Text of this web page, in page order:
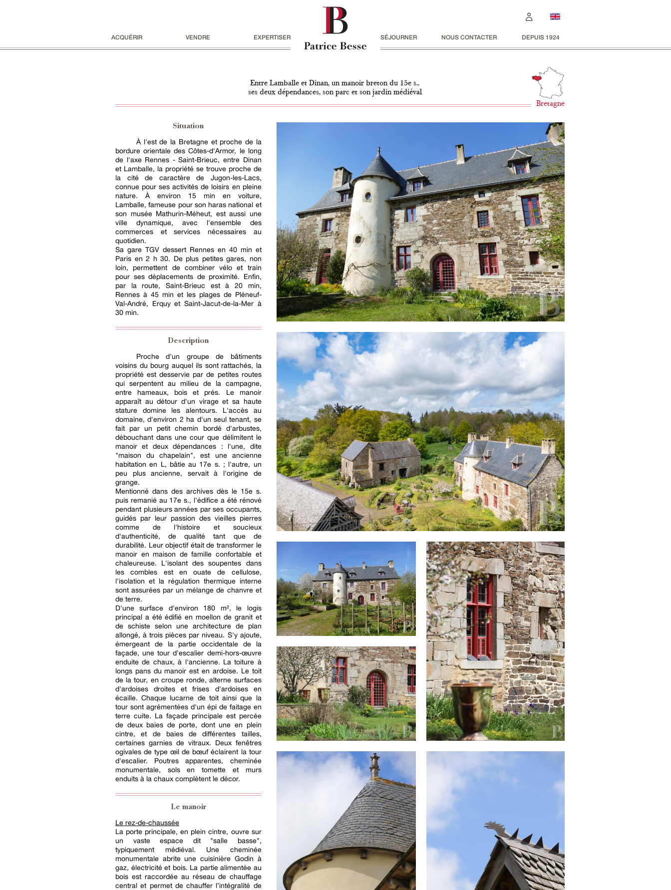
ACQUÉRIR VENDRE EXPERTISER SÉJOURNER NOUS CONTACTER DEPUIS 1924
Entre Lamballe et Dinan, un manoir breton du 15e s.,
ses deux dépendances, son parc et son jardin médiéval
Bretagne
Situation
À l'est de la Bretagne et proche de la
bordure orientale des Côtes-d'Armor, le long
de l'axe Rennes - Saint-Brieuc, entre Dinan
et Lamballe, la propriété se trouve proche de
la cité de caractère de Jugon-les-Lacs,
connue pour ses activités de loisirs en pleine
nature. À environ 15 min en voiture,
Lamballe, fameuse pour son haras national et
son musée Mathurin-Méheut, est aussi une
ville dynamique, avec l'ensemble des
commerces et services nécessaires au
quotidien.
Sa gare TGV dessert Rennes en 40 min et
Paris en 2 h 30. De plus petites gares, non
loin, permettent de combiner vélo et train
pour ses déplacements de proximité. Enfin,
par la route, Saint-Brieuc est à 20 min,
Rennes à 45 min et les plages de Pléneuf-
Val-André, Erquy et Saint-Jacut-de-la-Mer à
30 min.
Description
Proche d'un groupe de bâtiments
voisins du bourg auquel ils sont rattachés, la
propriété est desservie par de petites routes
qui serpentent au milieu de la campagne,
entre hameaux, bois et prés. Le manoir
apparaît au détour d'un virage et sa haute
stature domine les alentours. L'accès au
domaine, d'environ 2 ha d'un seul tenant, se
fait par un petit chemin bordé d'arbustes,
débouchant dans une cour que délimitent le
manoir et deux dépendances : l'une, dite
"maison du chapelain", est une ancienne
habitation en L, bâtie au 17e s. ; l'autre, un
peu plus ancienne, servait à l'origine de
grange.
Mentionné dans des archives dès le 15e s.
puis remanié au 17e s., l'édifice a été rénové
pendant plusieurs années par ses occupants,
guidés par leur passion des vieilles pierres
comme de l'histoire et soucieux
d'authenticité, de qualité tant que de
durabilité. Leur objectif était de transformer le
manoir en maison de famille confortable et
chaleureuse. L'isolant des soupentes dans
les combles est en ouate de cellulose,
l'isolation et la régulation thermique interne
sont assurées par un mélange de chanvre et
de terre.
D'une surface d'environ 180 m², le logis
principal a été édifié en moellon de granit et
de schiste selon une architecture de plan
allongé, à trois pièces par niveau. S'y ajoute,
émergeant de la partie occidentale de la
façade, une tour d'escalier demi-hors-œuvre
enduite de chaux, à l'ancienne. La toiture à
longs pans du manoir est en ardoise. Le toit
de la tour, en croupe ronde, alterne surfaces
d'ardoises droites et frises d'ardoises en
écaille. Chaque lucarne de toit ainsi que la
tour sont agrémentées d'un épi de faitage en
terre cuite. La façade principale est percée
de deux baies de porte, dont une en plein
cintre, et de baies de différentes tailles,
certaines garnies de vitraux. Deux fenêtres
ogivales de type œil de bœuf éclairent la tour
d'escalier. Poutres apparentes, cheminée
monumentale, sols en tomette et murs
enduits à la chaux complètent le décor.
Le manoir
Le rez-de-chaussée
La porte principale, en plein cintre, ouvre sur
un vaste espace dit "salle basse",
typiquement médiéval. Une cheminée
monumentale abrite une cuisinière Godin à
gaz, électricité et bois. La partie alimentée au
bois est raccordée au réseau de chauffage
central et permet de chauffer l’intégralité de